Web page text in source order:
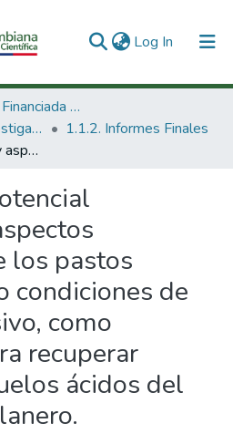
Log In (current)
1. Investigación Financiada con Recursos Públicos
1.1 Productos de investigación
1.1.2. Informes Finales
Potencial productivo y aspectos fisiológicos de los pastos tropicales bajo condiciones de manejo intensivo, como alternativa para recuperar praderas en suelos ácidos del Piedemonte Llanero.
los pastos
condiciones de
como
recuperar
ácidos del